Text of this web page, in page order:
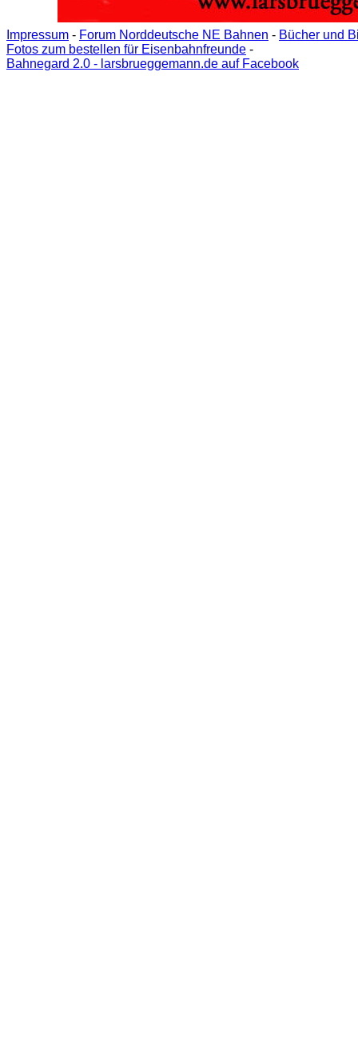
Impressum - Forum Norddeutsche NE Bahnen - Bücher und
Fotos zum bestellen für Eisenbahnfreunde -
Bahnegard 2.0 - larsbrueggemann.de auf Facebook